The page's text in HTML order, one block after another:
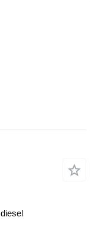
diesel